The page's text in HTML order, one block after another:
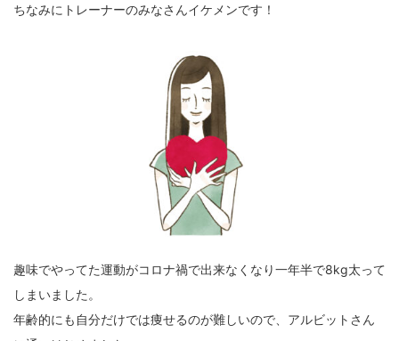
ちなみにトレーナーのみなさんイケメンです！
趣味でやってた運動がコロナ禍で出来なくなり一年半で8kg太って
しまいました。
年齢的にも自分だけでは痩せるのが難しいので、アルビットさん